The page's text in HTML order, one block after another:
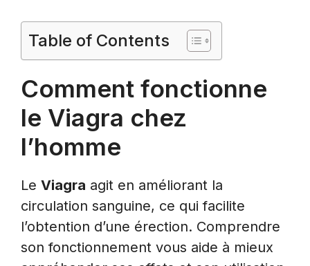
Table of Contents
Comment fonctionne
le Viagra chez
l’homme
Le Viagra agit en améliorant la
circulation sanguine, ce qui facilite
l’obtention d’une érection. Comprendre
son fonctionnement vous aide à mieux